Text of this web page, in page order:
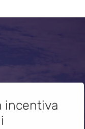
incentiva